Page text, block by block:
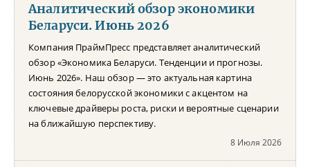
Аналитический обзор экономики
Беларуси. Июнь 2026
Компания ПраймПресс представляет аналитический
обзор «Экономика Беларуси. Тенденции и прогнозы.
Июнь 2026». Наш обзор — это актуальная картина
состояния белорусской экономики с акцентом на
ключевые драйверы роста, риски и вероятные сценарии
на ближайшую перспективу.
8 Июля 2026